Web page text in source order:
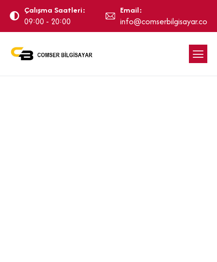
Çalışma Saatleri:
09:00 - 20:00
Email:
info@comserbilgisayar.com